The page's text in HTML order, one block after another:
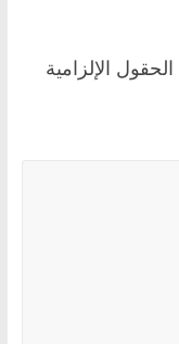
الحقول الإلزامية